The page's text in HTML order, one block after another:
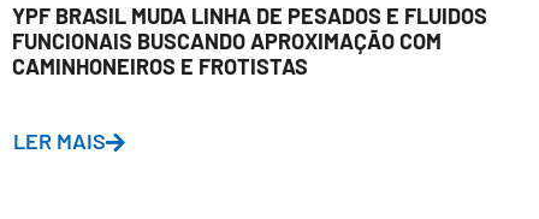
YPF BRASIL MUDA LINHA DE PESADOS E FLUIDOS
FUNCIONAIS BUSCANDO APROXIMAÇÃO COM
CAMINHONEIROS E FROTISTAS
LER MAIS